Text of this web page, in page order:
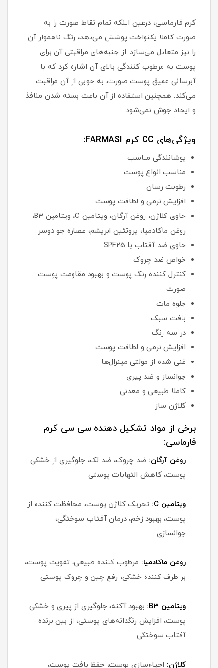
کرم فارماسی، درعین اینکه تمام نقاط صورت را به
صورت کاملا یکنواخت پوشش می‌دهد، رنگ ناهموار آن
را نیز متعادل می‌سازد. از جنبه‌های مراقبتی آن برای
پوست به مرطوب کنندگی بالای آن اشاره کرد که با
آبرسانی عمیق پوست صورت، به خوبی از آن مراقبت
می‌کند. همچنین استفاده از آن باعث بسته شدن منافذ
و ایجاد جوش نمی‌شود.
ویژگی‌های CC کرم FARMASI:
پوشانندگی مناسب
مناسب انواع پوست
رطوبت رسان
افزایش نرمی و لطافت پوست
حاوی کلاژن، روغن آرگان، ویتامین C، ویتامین B3،
روغن ماکادمیا، پروتئین ابریشم، عصاره جو دوسر
حاوی ضد آفتاب با SPF25
خواص ضد چروک
کنترل کننده رنگ پوست و بهبود مقاومت پوست
صورت
جلوه مات
بافت سبک
در سه رنگ
افزایش نرمی و لطافت پوست
غنی شده از مولتی مینرال‌ها
جوانساز و ضد پیری
کاملا طبیعی و معدنی
کلاژن ساز
برخی از مواد تشکیل دهنده سی سی کرم
فارماسی:
روغن آرگان: ضد چروک، ضد لک، جلوگیری از خشکی
پوست، کاهش التهابات پوستی
ویتامین C:
تحریک کلاژن پوست، محافظت کننده از
پوست، بهبود زخم، درمان آفتاب سوختگی،
جوانسازی
روغن ماکادمیا: مرطوب کننده طبیعی، تقویت پوست،
بر طرف کننده خشکی، رفع چین و چروک پوستی
ویتامین B3:
بهبود آکنه، جلوگیری از پیری و خشکی
پوست، افزایش رنگدانه‌های پوستی، از بین برنده
آفتاب سوختگی
کلاژن: احیاءسازی پوست، حفظ بافت پوست،